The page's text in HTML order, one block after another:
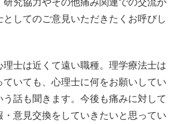
してのご意見いただきたくお呼びし
士は近くて遠い職種。理学療法士は
いても、心理士に何をお願いしてい
話も聞きます。今後も痛みに対して
意見交換をしていきたいと思ってい